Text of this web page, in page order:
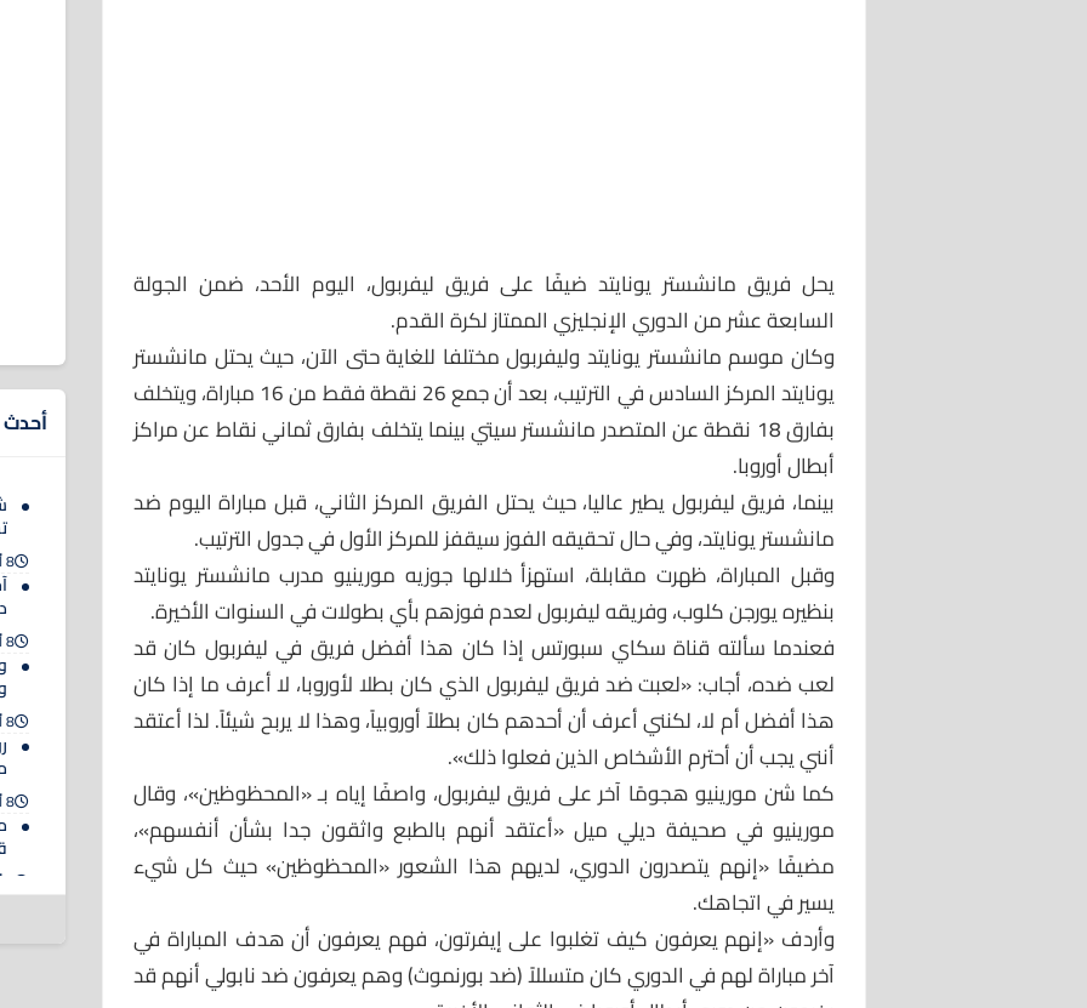
يحل فريق مانشستر يونايتد ضيفًا على فريق ليفربول، اليوم الأحد، ضمن الجولة
السابعة عشر من الدوري الإنجليزي الممتاز لكرة القدم.
وكان موسم مانشستر يونايتد وليفربول مختلفا للغاية حتى الآن، حيث يحتل مانشستر
يونايتد المركز السادس في الترتيب، بعد أن جمع 26 نقطة فقط من 16 مباراة، ويتخلف
بفارق 18 نقطة عن المتصدر مانشستر سيتي بينما يتخلف بفارق ثماني نقاط عن مراكز
أبطال أوروبا.
بينما، فريق ليفربول يطير عاليا، حيث يحتل الفريق المركز الثاني، قبل مباراة اليوم ضد
مانشستر يونايتد، وفي حال تحقيقه الفوز سيقفز للمركز الأول في جدول الترتيب.
وقبل المباراة، ظهرت مقابلة، استهزأ خلالها جوزيه مورينيو مدرب مانشستر يونايتد
بنظيره يورجن كلوب، وفريقه ليفربول لعدم فوزهم بأي بطولات في السنوات الأخيرة.
فعندما سألته قناة سكاي سبورتس إذا كان هذا أفضل فريق في ليفربول كان قد
لعب ضده، أجاب: «لعبت ضد فريق ليفربول الذي كان بطلا لأوروبا، لا أعرف ما إذا كان
هذا أفضل أم لا، لكنني أعرف أن أحدهم كان بطلاً أوروبياً، وهذا لا يربح شيئاً. لذا أعتقد
أنني يجب أن أحترم الأشخاص الذين فعلوا ذلك».
كما شن مورينيو هجومًا آخر على فريق ليفربول، واصفًا إياه بـ «المحظوظين»، وقال
مورينيو في صحيفة ديلي ميل «أعتقد أنهم بالطبع واثقون جدا بشأن أنفسهم»،
مضيفًا «إنهم يتصدرون الدوري، لديهم هذا الشعور «المحظوظين» حيث كل شيء
يسير في اتجاهك.
وأردف «إنهم يعرفون كيف تغلبوا على إيفرتون، فهم يعرفون أن هدف المباراة في
آخر مباراة لهم في الدوري كان متسللاً (ضد بورنموث) وهم يعرفون ضد نابولي أنهم قد
أحدث
8 أغسطس 2026
8 أغسطس 2026
8 أغسطس 2026
8 أغسطس 2026